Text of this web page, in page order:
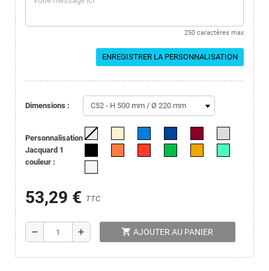
250 caractères max
ENREGISTRER LA PERSONNALISATION
dimensions :
Personnalisation
Jacquard 1
couleur :
53,29 € TTC
remove add shopping_cart AJOUTER AU PANIER